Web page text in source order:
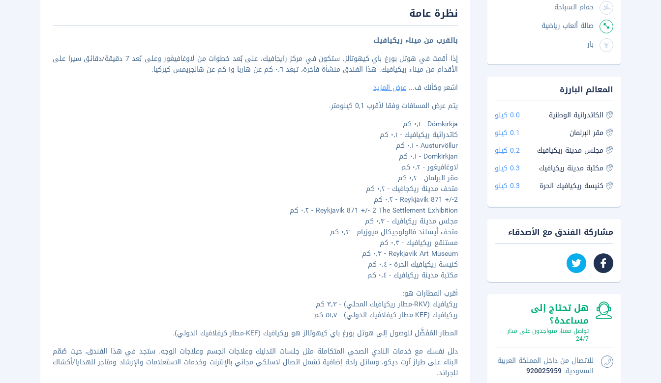
نظرة عامة
بالقرب من ميناء ريكيافيك
إذا أقمت في هوتل بورغ باي كيهوتالز، ستكون في مركز رايجافيك، على بُعد خطوات من لاوغافيغور وعلى بُعد 7 دقيقة/دقائق سيرا على
الأقدام من ميناء ريكيافيك. هذا الفندق منشأة فاخرة، تبعد ٠٫٦ كم عن هاربا و١ كم عن هالجريمس كيركيا.
اشعر وكأنك ف...عرض المزيد
يتم عرض المسافات وفقا لأقرب 0,1 كيلومتر.
Dómkirkja - ٠٫١ كم
كاتدرائية ريكيافيك - ٠٫١ كم
Austurvöllur - ٠٫١ كم
Domkirkjan - ٠٫١ كم
لاوغافيغور - ٠٫٢ كم
مقر البرلمان - ٠٫٢ كم
متحف مدينة ريكجافيك - ٠٫٢ كم
Reykjavík 871 +/-2 - ٠٫٢ كم
Reykjavik 871 +/- 2 The Settlement Exhibition - ٠٫٢ كم
مجلس مدينة ريكيافيك - ٠٫٣ كم
متحف أيسلند فالولوجيكال ميوزيام - ٠٫٣ كم
مستنقع ريكيافيك - ٠٫٣ كم
Reykjavik Art Museum - ٠٫٣ كم
كنيسة ريكيافيك الحرة - ٠٫٤ كم
مكتبة مدينة ريكيافيك - ٠٫٤ كم
أقرب المطارات هو:
ريكيافيك (RKV-مطار ريكيافيك المحلي) - ٣٫٣ كم
ريكيافيك (KEF-مطار كيفلافيك الدولي) - ٥١٫٧ كم
المطار المُفَضَّل للوصول إلى هوتل بورغ باي كيهوتالز هو ريكيافيك (KEF-مطار كيفلافيك الدولي).
دلل نفسك مع خدمات النادي الصحي المتكاملة مثل جلسات التدليك وعلاجات الجسم وعلاجات الوجه. ستجد في هذا الفندق، حيث صُمّم
البناء على طراز آرت ديكو، وسائل راحة إضافية تشمل اتصال لاسلكي مجاني بالإنترنت وخدمات الاستعلامات والإرشاد ومتاجر للهدايا/أكشاك
للجرائد.
حمام السباحة
صالة ألعاب رياضية
بار
المعالم البارزة
الكاتدرائية الوطنية
0.0 كيلو
مقر البرلمان
0.1 كيلو
مجلس مدينة ريكيافيك
0.2 كيلو
مكتبة مدينة ريكيافيك
0.3 كيلو
كنيسة ريكيافيك الحرة
0.3 كيلو
مشاركة الفندق مع الأصدقاء
هل تحتاج إلى
مساعدة؟
تواصل معنا، متواجدون على مدار
24/7
للاتصال من داخل المملكة العربية
السعودية: 920025959